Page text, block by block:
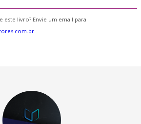
este livro? Envie um email para